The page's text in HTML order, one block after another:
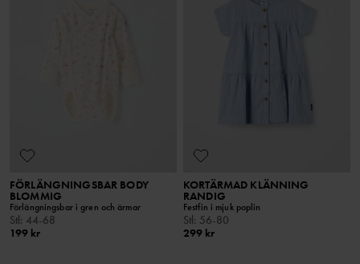
FÖRLÄNGNINGSBAR BODY
BLOMMIG
Förlängningsbar i gren och ärmar
Stl: 44-68
199 kr
KORTÄRMAD KLÄNNING
RANDIG
Festfin i mjuk poplin
Stl: 56-80
299 kr